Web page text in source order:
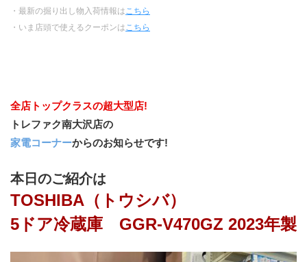
・最新の掘り出し物入荷情報は こちら
・いま店頭で使えるクーポンは こちら
全店トップクラスの超大型店!
トレファク南大沢店の
家電コーナーからのお知らせです!
本日のご紹介は
TOSHIBA（トウシバ）
5ドア冷蔵庫　GGR-V470GZ 2023年製